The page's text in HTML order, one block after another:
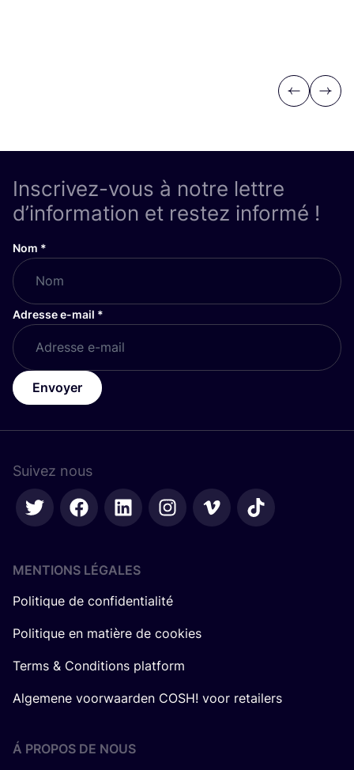
Previous
Next
Inscrivez-vous à notre lettre
d’information et restez informé !
Nom *
Adresse e-mail *
Envoyer
Suivez nous
MENTIONS LÉGALES
Politique de confidentialité
Politique en matière de cookies
Terms & Conditions platform
Algemene voorwaarden COSH! voor retailers
Á PROPOS DE NOUS